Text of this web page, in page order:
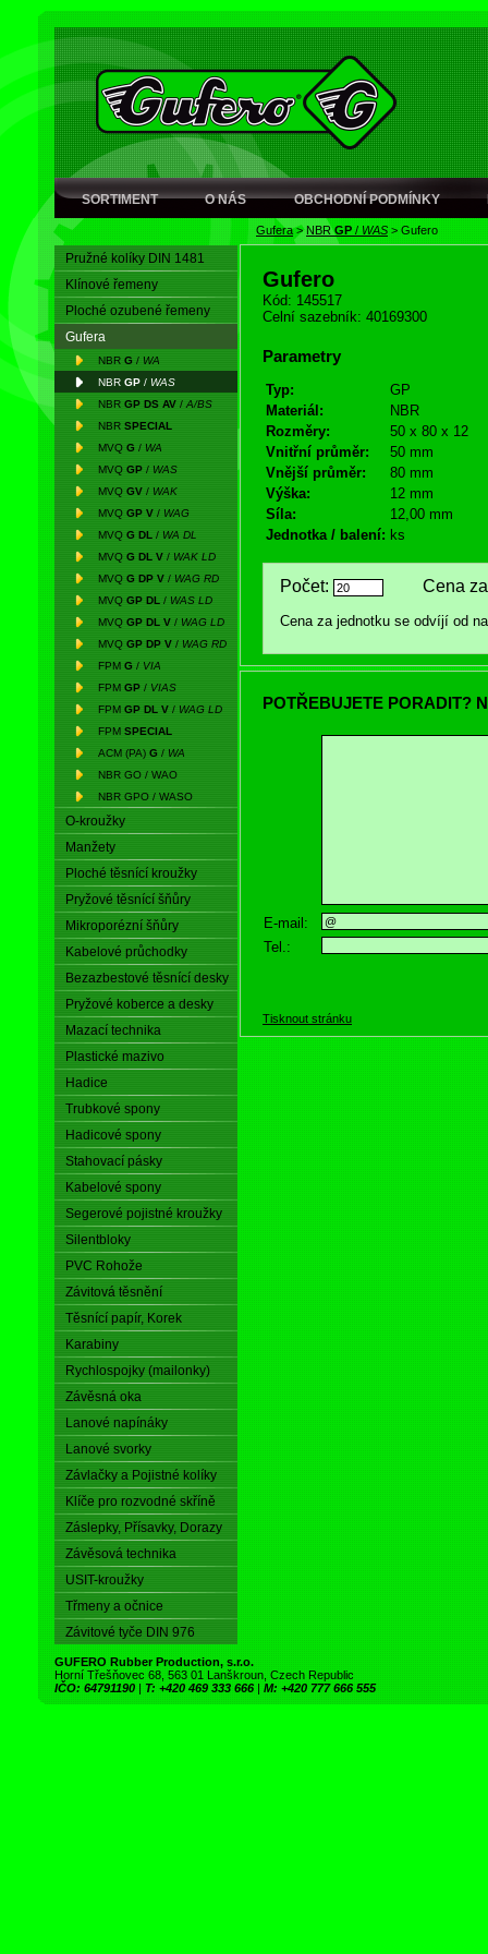
SORTIMENT O NÁS OBCHODNÍ PODMÍNKY
Gufera> NBRGP / WAS > Gufero
Pružné kolíky DIN 1481
Klínové řemeny
Ploché ozubené řemeny
Gufera
NBR G / WA
NBR GP / WAS
NBR GP DS AV / A/BS
NBR SPECIAL
MVQ G / WA
MVQ GP / WAS
MVQ GV / WAK
MVQ GP V / WAG
MVQ G DL / WA DL
MVQ G DL V / WAK LD
MVQ G DP V / WAG RD
MVQ GP DL / WAS LD
MVQ GP DL V / WAG LD
MVQ GP DP V / WAG RD
FPM G / VIA
FPM GP / VIAS
FPM GP DL V / WAG LD
FPM SPECIAL
ACM (PA) G / WA
NBR GO / WAO
NBR GPO / WASO
O-kroužky
Manžety
Ploché těsnící kroužky
Pryžové těsnící šňůry
Mikroporézní šňůry
Kabelové průchodky
Bezazbestové těsnící desky
Pryžové koberce a desky
Mazací technika
Plastické mazivo
Hadice
Trubkové spony
Hadicové spony
Stahovací pásky
Kabelové spony
Segerové pojistné kroužky
Silentbloky
PVC Rohože
Závitová těsnění
Těsnící papír, Korek
Karabiny
Rychlospojky (mailonky)
Závěsná oka
Lanové napínáky
Lanové svorky
Závlačky a Pojistné kolíky
Klíče pro rozvodné skříně
Záslepky, Přísavky, Dorazy
Závěsová technika
USIT-kroužky
Třmeny a očnice
Závitové tyče DIN 976
Gufero
Kód: 145517
Celní sazebník: 40169300
Parametry
Typ:
GP
Materiál:
NBR
Rozměry:
50 x 80 x 12
Vnitřní průměr:
50 mm
Vnější průměr:
80 mm
Výška:
12 mm
Síla:
12,00 mm
Jednotka / balení: ks
Počet: Cena za
Cena za jednotku se odvíjí od
POTŘEBUJETE PORADIT?
E-mail:
Tel.:
Tisknout stránku
GUFERO Rubber Production, s.r.o.
Horní Třešňovec 68, 563 01 Lanškroun, Czech Republic
IČO: 64791190 | T: +420 469 333 666 | M: +420 777 666 555